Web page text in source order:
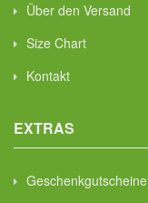
Über den Versand
Size Chart
Kontakt
EXTRAS
Geschenkgutscheine